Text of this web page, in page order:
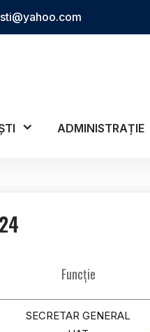
ADMINISTRAȚIE
Funcție
SECRETAR GENERAL